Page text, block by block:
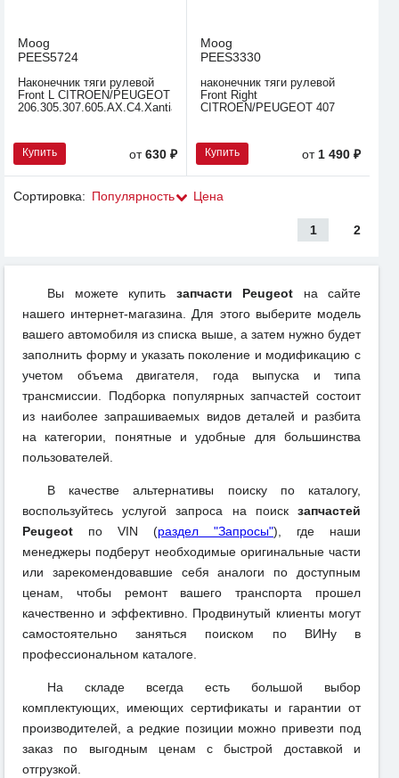
Moog
PEES5724
Наконечник тяги рулевой
Front L CITROEN/PEUGEOT
206.305.307.605.AX.C4.Xantia
Купить от630 ₽
Moog
PEES3330
наконечник тяги рулевой
Front Right
CITROEN/PEUGEOT 407
Купить от1 490 ₽
Сортировка: Популярность Цена
1 2
Вы можете купить запчасти Peugeot на сайте
нашего интернет-магазина. Для этого выберите модель
вашего автомобиля из списка выше, а затем нужно будет
заполнить форму и указать поколение и модификацию с
учетом объема двигателя, года выпуска и типа
трансмиссии. Подборка популярных запчастей состоит
из наиболее запрашиваемых видов деталей и разбита
на категории, понятные и удобные для большинства
пользователей.
В качестве альтернативы поиску по каталогу,
воспользуйтесь услугой запроса на поиск запчастей
Peugeot по VIN (раздел "Запросы"), где наши
менеджеры подберут необходимые оригинальные части
или зарекомендовавшие себя аналоги по доступным
ценам, чтобы ремонт вашего транспорта прошел
качественно и эффективно. Продвинутый клиенты могут
самостоятельно заняться поиском по ВИНу в
профессиональном каталоге.
На складе всегда есть большой выбор
комплектующих, имеющих сертификаты и гарантии от
производителей, а редкие позиции можно привезти под
заказ по выгодным ценам с быстрой доставкой и
отгрузкой.